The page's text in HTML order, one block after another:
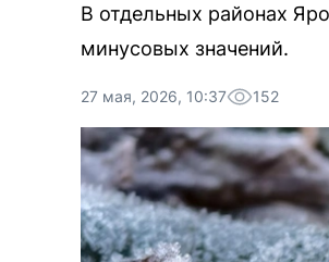
В отдельных районах
минусовых значений.
27 мая, 2026, 10:37 152